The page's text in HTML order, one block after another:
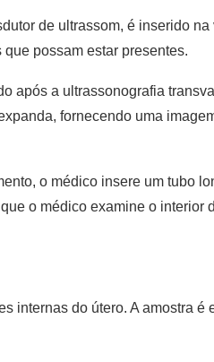
de ultrassom, é inserido
possam estar presentes.
após a ultrassonografia
fornecendo uma
o médico insere um tubo
o médico examine o interior
internas do útero. A amostra é